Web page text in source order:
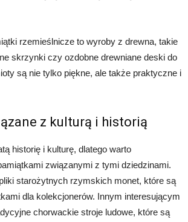
rzemieślnicze to wyroby z drewna, takie
skrzynki czy ozdobne drewniane deski do
są nie tylko piękne, ale także praktyczne i
z kulturą i historią
historię i kulturę, dlatego warto
związanymi z tymi dziedzinami.
starożytnych rzymskich monet, które są
dla kolekcjonerów. Innym interesującym
chorwackie stroje ludowe, które są